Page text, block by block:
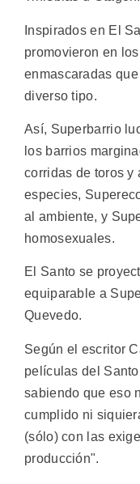
Inspirados en El
promovieron en
enmascaradas
diverso tipo.
Así, Superbarrio
los barrios
corridas de toros y
especies,
al ambiente, y
homosexuales.
El Santo se
equiparable a
Quevedo.
Según el escritor
películas del
sabiendo que eso
cumplido ni
(sólo) con las
producción".